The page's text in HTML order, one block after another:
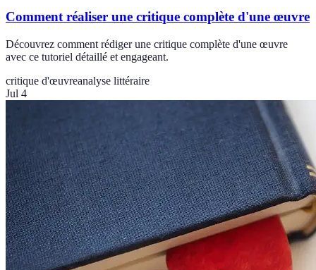
Comment réaliser une critique complète d'une œuvre
Découvrez comment rédiger une critique complète d'une œuvre
avec ce tutoriel détaillé et engageant.
critique d'œuvreanalyse littéraire
Jul 4